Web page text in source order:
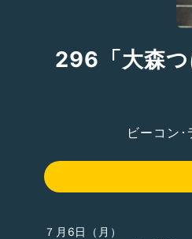
296「大森
ビーコン
７月6日（月）